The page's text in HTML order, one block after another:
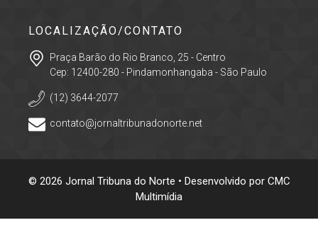
LOCALIZAÇÃO/CONTATO
Praça Barão do Rio Branco, 25 - Centro
Cep: 12400-280 - Pindamonhangaba - São Paulo
(12) 3644-2077
contato@jornaltribunadonorte.net
© 2026 Jornal Tribuna do Norte • Desenvolvido por CMC
Multimídia